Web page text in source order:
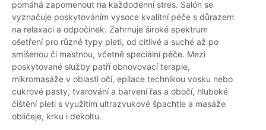
pomáhá zapomenout na každodenní stres. Salón se
vyznačuje poskytováním vysoce kvalitní péče s důrazem
na relaxaci a odpočinek. Zahrnuje široké spektrum
ošetření pro různé typy pleti, od citlivé a suché až po
smíšenou či mastnou, včetně speciální péče. Mezi
poskytované služby patří obnovovací terapie,
mikromasáže v oblasti očí, epilace technikou vosku nebo
cukrové pasty, tvarování a barvení řas a obočí, hluboké
čištění pleti s využitím ultrazvukové špachtle a masáže
obličeje, krku i dekoltu.